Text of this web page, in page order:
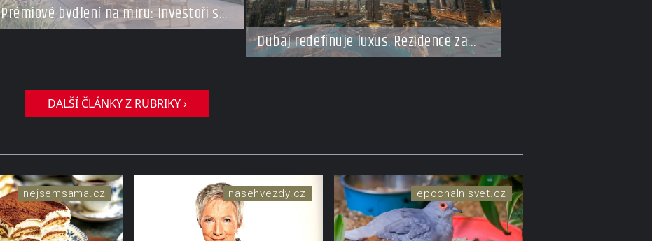
Prémiové bydlení na míru: Investoři se
vracejí do Česka, roste zájem o top Dubaj redefinuje luxus. Rezidence za
miliardy dnes připomínají soukromé
DALŠÍ ČLÁNKY Z RUBRIKY ›
nejsemsama.cz nasehvezdy.cz epochalnisvet.cz